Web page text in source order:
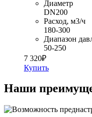
Диаметр
DN200
Расход, м3/ч
180-300
Диапазон
50-250
7 320₽
Купить
Наши